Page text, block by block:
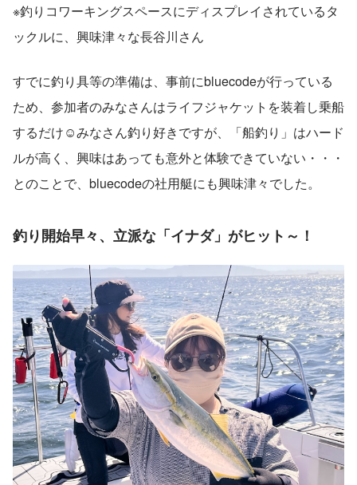
※釣りコワーキングスペースにディスプレイされているタ
ックルに、興味津々な長谷川さん
すでに釣り具等の準備は、事前にbluecodeが行っている
ため、参加者のみなさんはライフジャケットを装着し乗船
するだけ☺みなさん釣り好きですが、「船釣り」はハード
ルが高く、興味はあっても意外と体験できていない・・・
とのことで、bluecodeの社用艇にも興味津々でした。
釣り開始早々、立派な「イナダ」がヒット～！